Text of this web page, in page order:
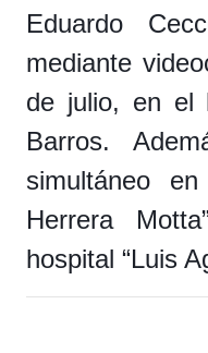
Eduardo
mediante
de julio, en el
Barros.
simultáneo
Herrera
hospital “Luis